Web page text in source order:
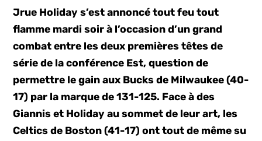
Jrue Holiday s’est annoncé tout feu tout
flamme mardi soir à l’occasion d’un grand
combat entre les deux premières têtes de
série de la conférence Est, question de
permettre le gain aux Bucks de Milwaukee (40-
17) par la marque de 131-125. Face à des
Giannis et Holiday au sommet de leur art, les
Celtics de Boston (41-17) ont tout de même su